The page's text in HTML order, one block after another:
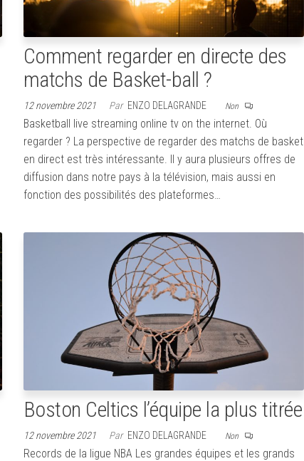
Comment regarder en directe des
matchs de Basket-ball ?
12 novembre 2021 Par ENZO DELAGRANDE Non
Basketball live streaming online tv on the internet. Où
regarder ? La perspective de regarder des matchs de basket
en direct est très intéressante. Il y aura plusieurs offres de
diffusion dans notre pays à la télévision, mais aussi en
fonction des possibilités des plateformes…
Boston Celtics l’équipe la plus titrée
12 novembre 2021 Par ENZO DELAGRANDE Non
Records de la ligue NBA Les grandes équipes et les grands